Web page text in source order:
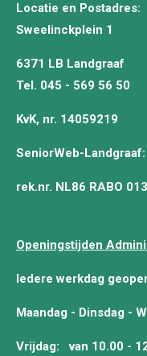
Locatie en Postadres:
Sweelinckplein 1
6371 LB Landgraaf
Tel. 045 - 569
KvK, nr. 14059219
SeniorWeb-Landgraaf:
rek.nr. NL86 RABO
Openingstijden
Iedere werkdag
Maandag - Dinsdag -
Vrijdag:van 10.00 -